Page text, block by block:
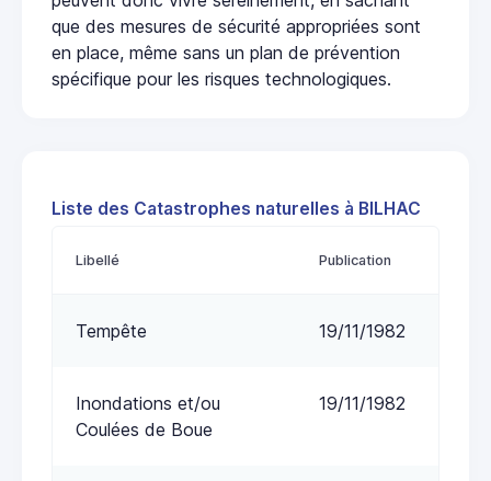
que des mesures de sécurité appropriées sont
en place, même sans un plan de prévention
spécifique pour les risques technologiques.
Liste des Catastrophes naturelles à BILHAC
Libellé Publication
Tempête 19/11/1982
Inondations et/ou
Coulées de Boue
19/11/1982